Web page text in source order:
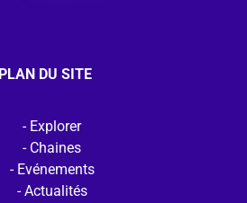
PLAN DU SITE
Explorer
Chaines
Evénements
Actualités